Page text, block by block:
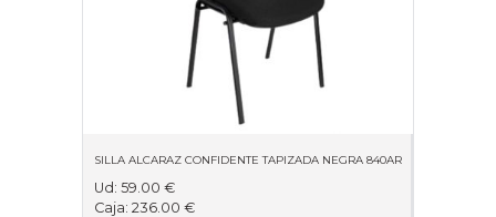
SILLA ALCARAZ CONFIDENTE TAPIZADA NEGRA 840AR
Ud: 59.00 €
Caja: 236.00 €